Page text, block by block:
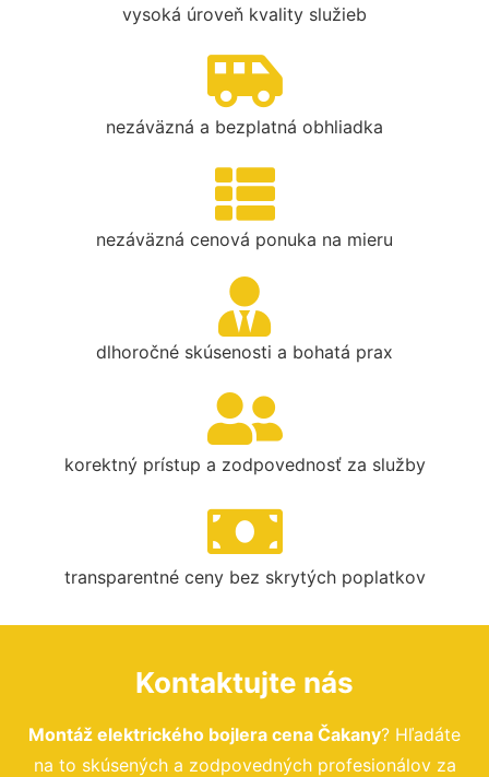
vysoká úroveň kvality služieb
nezáväzná a bezplatná obhliadka
nezáväzná cenová ponuka na mieru
dlhoročné skúsenosti a bohatá prax
korektný prístup a zodpovednosť za služby
transparentné ceny bez skrytých poplatkov
Kontaktujte nás
Montáž elektrického bojlera cena Čakany? Hľadáte
na to skúsených a zodpovedných profesionálov za